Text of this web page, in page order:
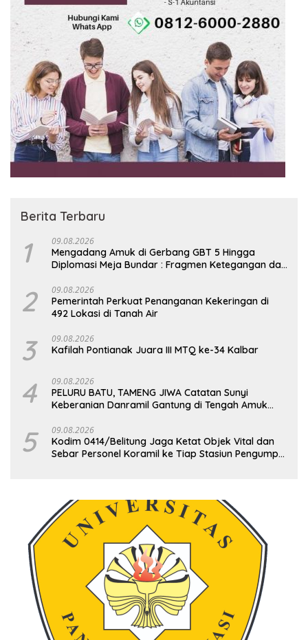
Berita Terbaru
1 09.08.2026
Mengadang Amuk di Gerbang GBT 5 Hingga
Diplomasi Meja Bundar : Fragmen Ketegangan dan
Timah Belitung
2 09.08.2026
Pemerintah Perkuat Penanganan Kekeringan di
492 Lokasi di Tanah Air
3 09.08.2026
Kafilah Pontianak Juara III MTQ ke-34 Kalbar
4 09.08.2026
PELURU BATU, TAMENG JIWA Catatan Sunyi
Keberanian Danramil Gantung di Tengah Amuk
5 09.08.2026
Kodim 0414/Belitung Jaga Ketat Objek Vital dan
Sebar Personel Koramil ke Tiap Stasiun Pengumpul